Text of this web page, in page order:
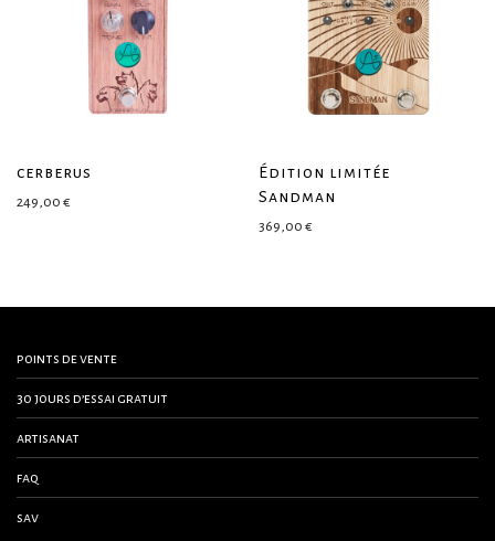
cerberus
249,00 €
Édition limitée
Sandman
369,00 €
points de vente
30 jours d’essai gratuit
artisanat
faq
sav